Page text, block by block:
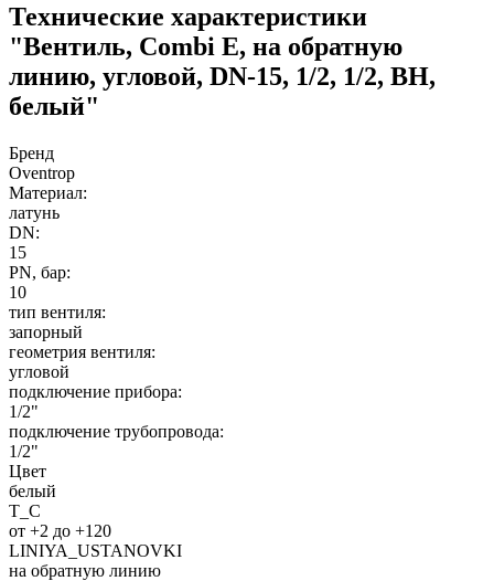
Технические характеристики
"Вентиль, Combi E, на обратную
линию, угловой, DN-15, 1/2, 1/2, ВН,
белый"
Бренд
Oventrop
Материал:
латунь
DN:
15
PN, бар:
10
тип вентиля:
запорный
геометрия вентиля:
угловой
подключение прибора:
1/2"
подключение трубопровода:
1/2"
Цвет
белый
T_C
от +2 до +120
LINIYA_USTANOVKI
на обратную линию